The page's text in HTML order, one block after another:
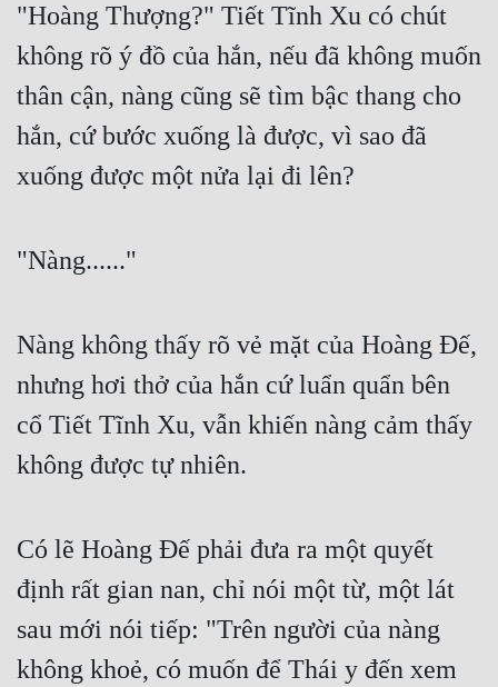
Kinh Dị
Kiếm Hiệp
Làm Giàu
Mưu Mô
Mạt Thế
Mỹ Thực
Ngôn Tình
Nữ Cường
Nữ Phụ
"Hoàng Thượng?" Tiết Tĩnh Xu có chút
không rõ ý đồ của hắn, nếu đã không muốn
thân cận, nàng cũng sẽ tìm bậc thang cho
hắn, cứ bước xuống là được, vì sao đã
xuống được một nửa lại đi lên?
"Nàng......"
Nàng không thấy rõ vẻ mặt của Hoàng Đế,
nhưng hơi thở của hắn cứ luẩn quẩn bên
cổ Tiết Tĩnh Xu, vẫn khiến nàng cảm thấy
không được tự nhiên.
Có lẽ Hoàng Đế phải đưa ra một quyết
định rất gian nan, chỉ nói một từ, một lát
sau mới nói tiếp: "Trên người của nàng
không khoẻ, có muốn để Thái y đến xem